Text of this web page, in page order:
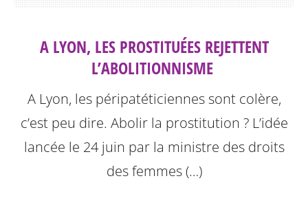
A LYON, LES PROSTITUÉES REJETTENT
L’ABOLITIONNISME ‎
A Lyon, les péripatéticiennes sont colère,
c’est peu dire. Abolir la prostitution ? L’idée
lancée le 24 juin par la ministre des droits
des femmes (…)